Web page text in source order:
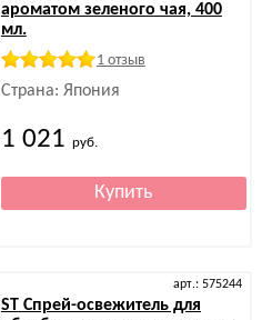
ароматом зеленого чая, 400
мл.
1 отзыв
Страна: Япония
1 021 руб.
арт.: 575244
STСпрей-освежитель для